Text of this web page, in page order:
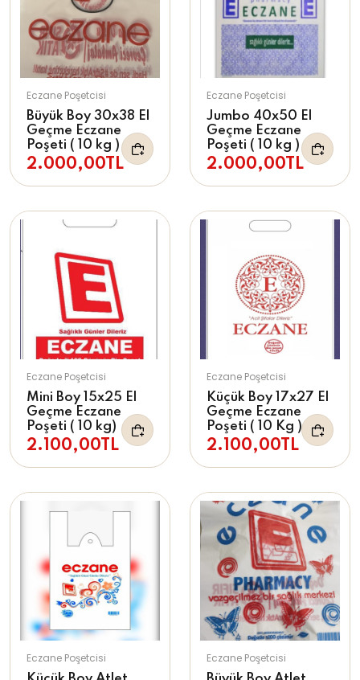
Eczane Poşetcisi
Büyük Boy 30x38 El
Geçme Eczane
Poşeti ( 10 kg )
2.000,00TL
Eczane Poşetcisi
Jumbo 40x50 El
Geçme Eczane
Poşeti ( 10 kg )
2.000,00TL
Eczane Poşetcisi
Mini Boy 15x25 El
Geçme Eczane
Poşeti ( 10 kg)
2.100,00TL
Eczane Poşetcisi
Küçük Boy 17x27 El
Geçme Eczane
Poşeti ( 10 Kg )
2.100,00TL
Eczane Poşetcisi
Eczane Poşetcisi